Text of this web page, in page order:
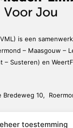
toestemming
is een
– Maasgouw –
– Susteren) en
10,